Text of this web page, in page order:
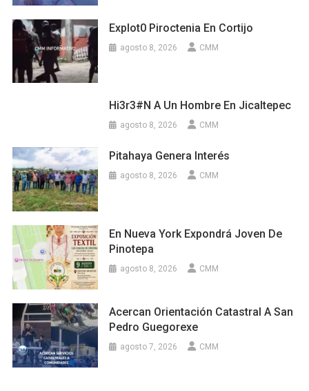
Explot0 Piroctenia En Cortijo
agosto 8, 2026 CMM
Hi3r3#n A Un Hombre En Jicaltepec
agosto 8, 2026 CMM
Pitahaya Genera Interés
agosto 8, 2026 CMM
En Nueva York Expondrá Joven De
Pinotepa
agosto 8, 2026 CMM
Acercan Orientación Catastral A San
Pedro Guegorexe
agosto 7, 2026 CMM